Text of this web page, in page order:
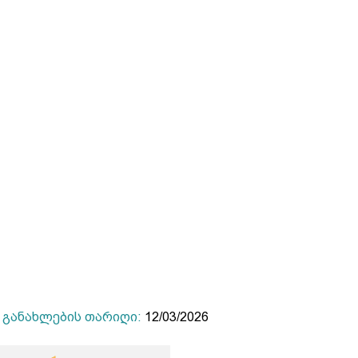
თარიღი: 12/03/2026